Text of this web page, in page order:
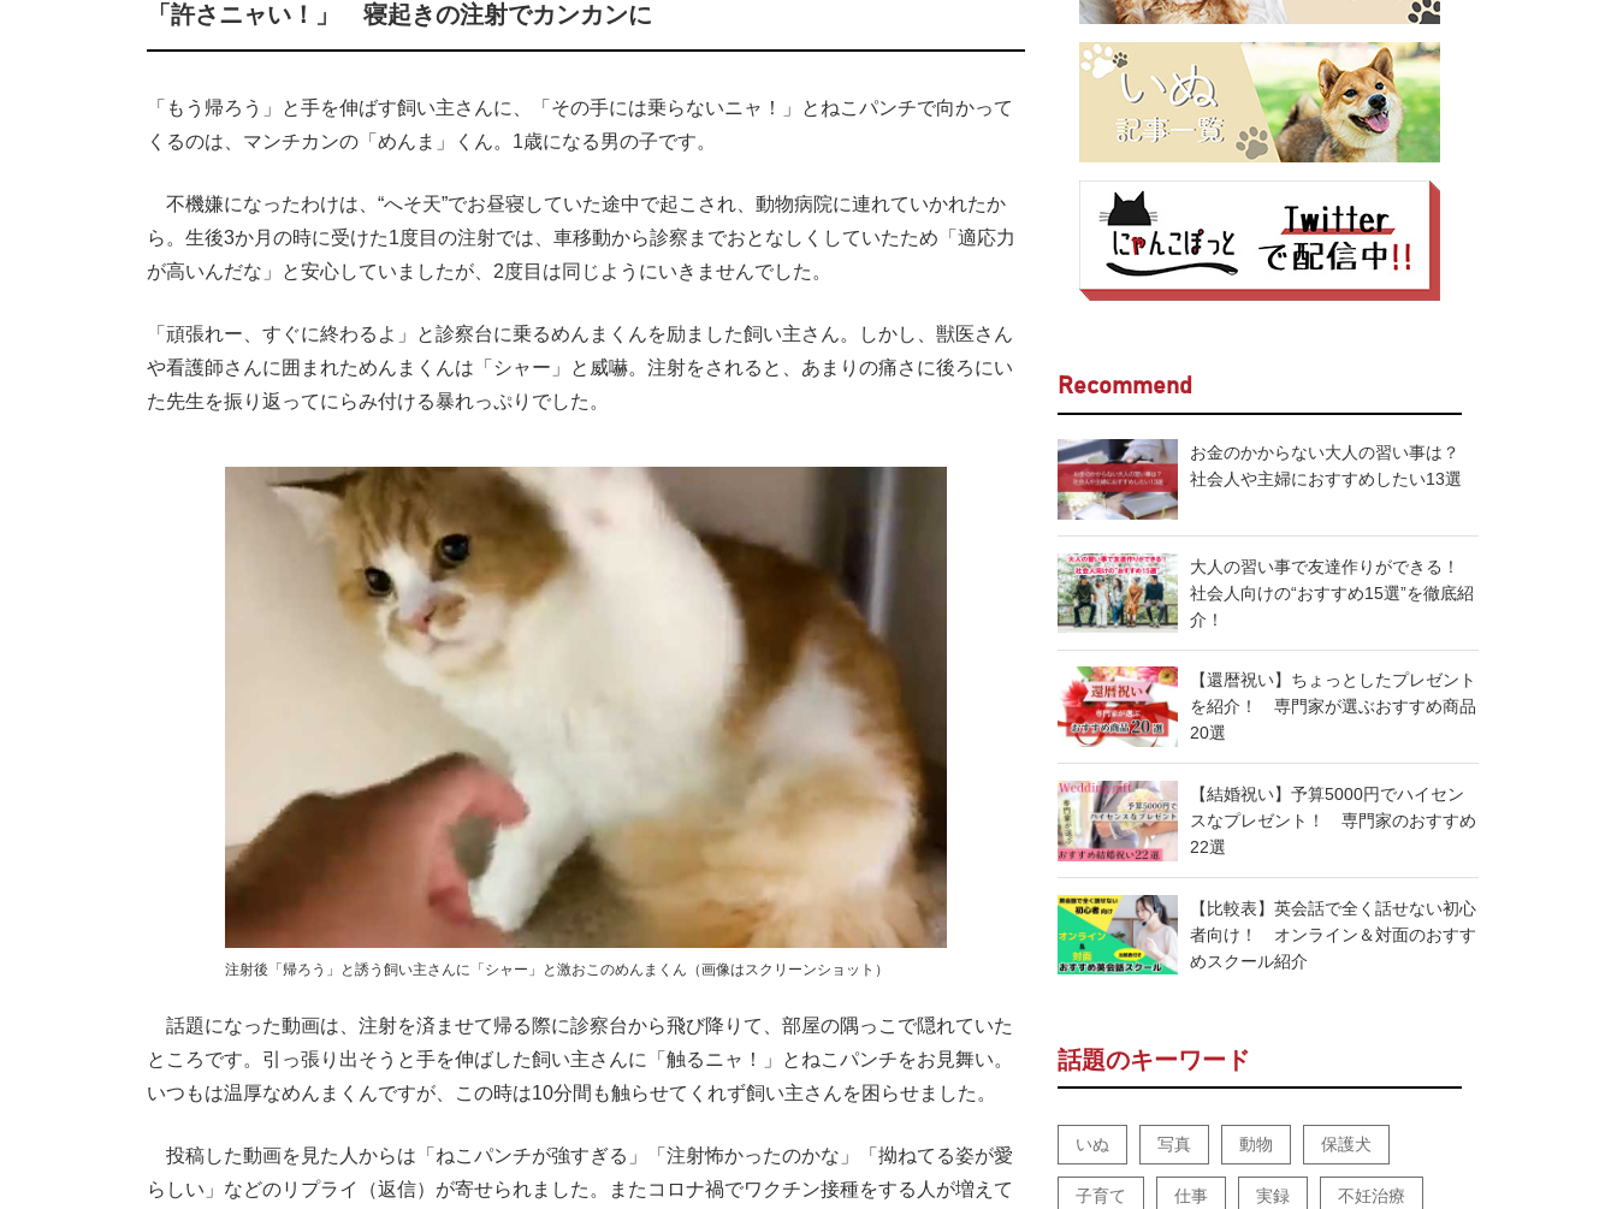
「許さニャい！」 寝起きの注射でカンカンに
「もう帰ろう」と手を伸ばす飼い主さんに、「その手には乗らないニャ！」とねこパンチで向かって
くるのは、マンチカンの「めんま」くん。1歳になる男の子です。
不機嫌になったわけは、“へそ天”でお昼寝していた途中で起こされ、動物病院に連れていかれたか
ら。生後3か月の時に受けた1度目の注射では、車移動から診察までおとなしくしていたため「適応力
が高いんだな」と安心していましたが、2度目は同じようにいきませんでした。
「頑張れー、すぐに終わるよ」と診察台に乗るめんまくんを励ました飼い主さん。しかし、獣医さん
や看護師さんに囲まれためんまくんは「シャー」と威嚇。注射をされると、あまりの痛さに後ろにい
た先生を振り返ってにらみ付ける暴れっぷりでした。
注射後「帰ろう」と誘う飼い主さんに「シャー」と激おこのめんまくん（画像はスクリーンショット）
話題になった動画は、注射を済ませて帰る際に診察台から飛び降りて、部屋の隅っこで隠れていた
ところです。引っ張り出そうと手を伸ばした飼い主さんに「触るニャ！」とねこパンチをお見舞い。
いつもは温厚なめんまくんですが、この時は10分間も触らせてくれず飼い主さんを困らせました。
投稿した動画を見た人からは「ねこパンチが強すぎる」「注射怖かったのかな」「拗ねてる姿が愛
らしい」などのリプライ（返信）が寄せられました。またコロナ禍でワクチン接種をする人が増えて
Recommend
お金のかからない大人の習い事は？
社会人や主婦におすすめしたい13選
大人の習い事で友達作りができる！
社会人向けの“おすすめ15選”を徹底紹
介！
【還暦祝い】ちょっとしたプレゼント
を紹介！ 専門家が選ぶおすすめ商品
20選
【結婚祝い】予算5000円でハイセン
スなプレゼント！ 専門家のおすすめ
22選
【比較表】英会話で全く話せない初心
者向け！ オンライン＆対面のおすす
めスクール紹介
話題のキーワード
いぬ 写真 動物 保護犬
子育て 仕事 実録 不妊治療